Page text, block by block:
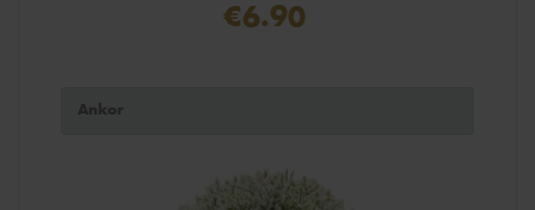
€6.90
Ankor